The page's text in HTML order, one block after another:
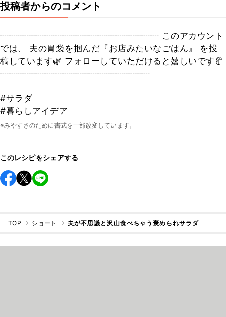
投稿者からのコメント
┈┈┈┈┈┈┈┈┈┈┈┈┈┈┈┈┈┈ このアカウント
では、 夫の胃袋を掴んだ『お店みたいなごはん』 を投
稿しています🌿 フォローしていただけると嬉しいです🥐
┈┈┈┈┈┈┈┈┈┈┈┈┈┈┈┈┈
#サラダ
#暮らしアイデア
※みやすさのために書式を一部改変しています。
このレシピをシェアする
TOP ショート 夫が不思議と沢山食べちゃう褒められサラダ